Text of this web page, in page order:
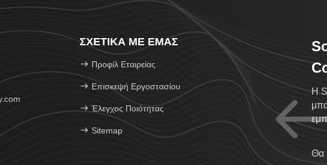
ΣΧΕΤΙΚΆ ΜΕ ΕΜΆΣ
Προφίλ Εταιρείας
Επισκεψή Εργοστασίου
Έλεγχος Ποιότητας
Sitemap
Η
Θα